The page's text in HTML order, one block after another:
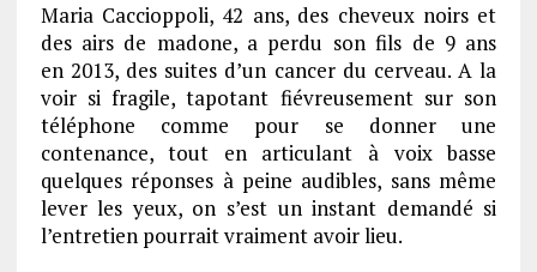
Maria Caccioppoli, 42 ans, des cheveux noirs et
des airs de madone, a perdu son fils de 9 ans
en 2013, des suites d’un cancer du cerveau. A la
voir si fragile, tapotant fiévreusement sur son
téléphone comme pour se donner une
contenance, tout en articulant à voix basse
quelques réponses à peine audibles, sans même
lever les yeux, on s’est un instant demandé si
l’entretien pourrait vraiment avoir lieu.